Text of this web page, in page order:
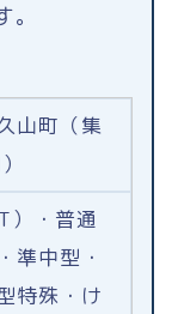
山町（集
）・普通
準中型・
特殊・け